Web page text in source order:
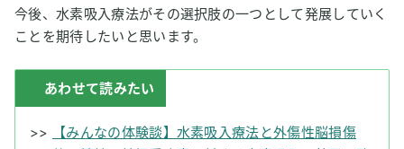
今後、水素吸入療法がその選択肢の一つとして発展していく
ことを期待したいと思います。
あわせて読みたい
>>
【みんなの体験談】水素吸入療法と外傷性脳損傷